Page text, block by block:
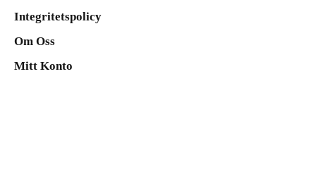
Integritetspolicy
Om Oss
Mitt Konto